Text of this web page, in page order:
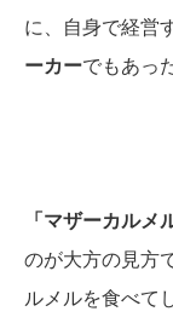
に、自身で経営
ーカーでもあっ
「マザーカルメ
のが大方の見方
ルメルを食べて